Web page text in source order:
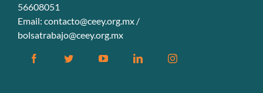
56608051
Email: contacto@ceey.org.mx /
bolsatrabajo@ceey.org.mx